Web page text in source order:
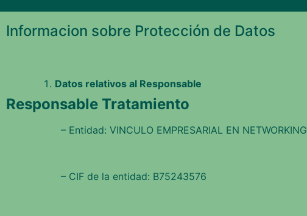
Informacion sobre Protección de Datos
Datos relativos al Responsable
Responsable Tratamiento
– Entidad: VINCULO EMPRESARIAL EN NETWORKING
– CIF de la entidad: B75243576